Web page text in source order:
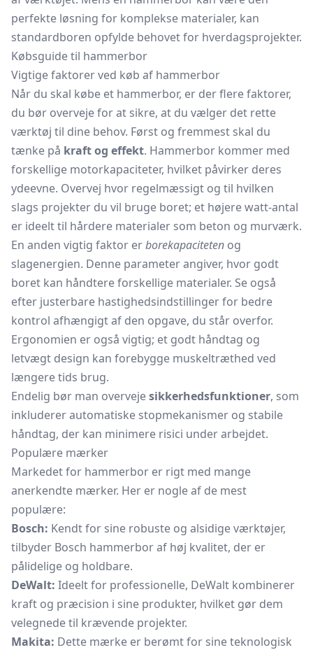
perfekte løsning for komplekse materialer, kan
standardboren opfylde behovet for hverdagsprojekter.
Købsguide til hammerbor
Vigtige faktorer ved køb af hammerbor
Når du skal købe et hammerbor, er der flere faktorer,
du bør overveje for at sikre, at du vælger det rette
værktøj til dine behov. Først og fremmest skal du
tænke på kraft og effekt. Hammerbor kommer med
forskellige motorkapaciteter, hvilket påvirker deres
ydeevne. Overvej hvor regelmæssigt og til hvilken
slags projekter du vil bruge boret; et højere watt-antal
er ideelt til hårdere materialer som beton og murværk.
En anden vigtig faktor erborekapaciteten og
slagenergien. Denne parameter angiver, hvor godt
boret kan håndtere forskellige materialer. Se også
efter justerbare hastighedsindstillinger for bedre
kontrol afhængigt af den opgave, du står overfor.
Ergonomien er også vigtig; et godt håndtag og
letvægt design kan forebygge muskeltræthed ved
længere tids brug.
Endelig bør man overvejesikkerhedsfunktioner, som
inkluderer automatiske stopmekanismer og stabile
håndtag, der kan minimere risici under arbejdet.
Populære mærker
Markedet for hammerbor er rigt med mange
anerkendte mærker. Her er nogle af de mest
populære:
Bosch: Kendt for sine robuste og alsidige værktøjer,
tilbyder Bosch hammerbor af høj kvalitet, der er
pålidelige og holdbare.
DeWalt: Ideelt for professionelle, DeWalt kombinerer
kraft og præcision i sine produkter, hvilket gør dem
velegnede til krævende projekter.
Makita: Dette mærke er berømt for sine teknologisk